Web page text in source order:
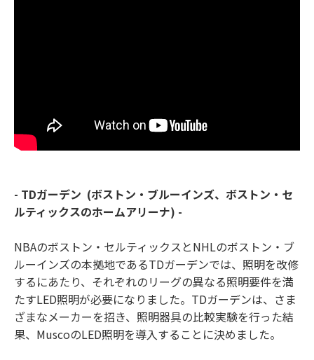
- TDガーデン (ボストン・ブルーインズ、ボストン・セ
ルティックスのホームアリーナ) -
NBAのボストン・セルティックスとNHLのボストン・ブ
ルーインズの本拠地であるTDガーデンでは、照明を改修
するにあたり、それぞれのリーグの異なる照明要件を満
たすLED照明が必要になりました。TDガーデンは、さま
ざまなメーカーを招き、照明器具の比較実験を行った結
果、MuscoのLED照明を導入することに決めました。